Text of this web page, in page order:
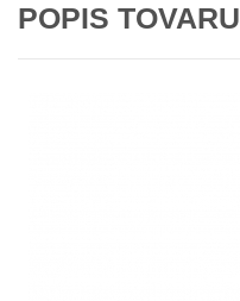
POPIS TOVARU